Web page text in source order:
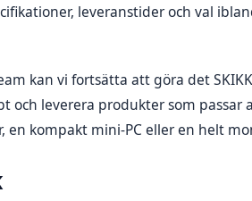
leveranstider och val
kan vi fortsätta att göra det
och leverera produkter som
en kompakt mini-PC eller en helt